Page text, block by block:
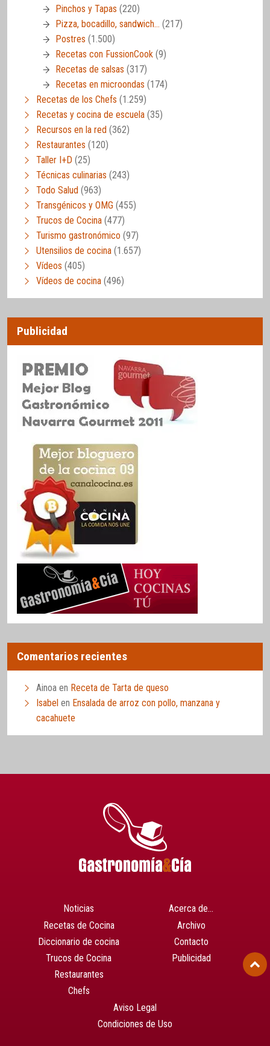
Pinchos y Tapas (220)
Pizza, bocadillo, sandwich… (217)
Postres (1.500)
Recetas con FussionCook (9)
Recetas de salsas (317)
Recetas en microondas (174)
Recetas de los Chefs (1.259)
Recetas y cocina de escuela (35)
Recursos en la red (362)
Restaurantes (120)
Taller I+D (25)
Técnicas culinarias (243)
Todo Salud (963)
Transgénicos y OMG (455)
Trucos de Cocina (477)
Turismo gastronómico (97)
Utensilios de cocina (1.657)
Vídeos (405)
Vídeos de cocina (496)
Publicidad
Comentarios recientes
Ainoa en Receta de Tarta de queso
Isabel en Ensalada de arroz con pollo, manzana y
cacahuete
Noticias
Recetas de Cocina
Diccionario de cocina
Trucos de Cocina
Restaurantes
Chefs
Acerca de…
Archivo
Contacto
Publicidad
Aviso Legal
Condiciones de Uso